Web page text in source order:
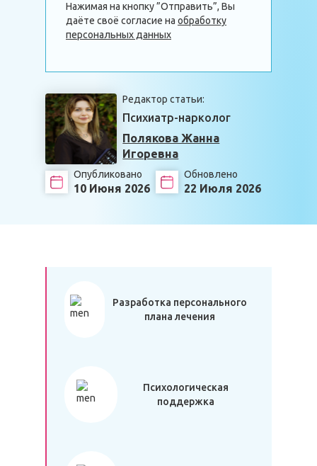
Нажимая на кнопку ”Отправить”, Вы
даёте своё согласие на обработку
персональных данных
Редактор статьи:
Психиатр-нарколог
Полякова Жанна
Игоревна
Опубликовано
10 Июня 2026
Обновлено
22 Июля 2026
Разработка персонального
плана лечения
Психологическая
поддержка